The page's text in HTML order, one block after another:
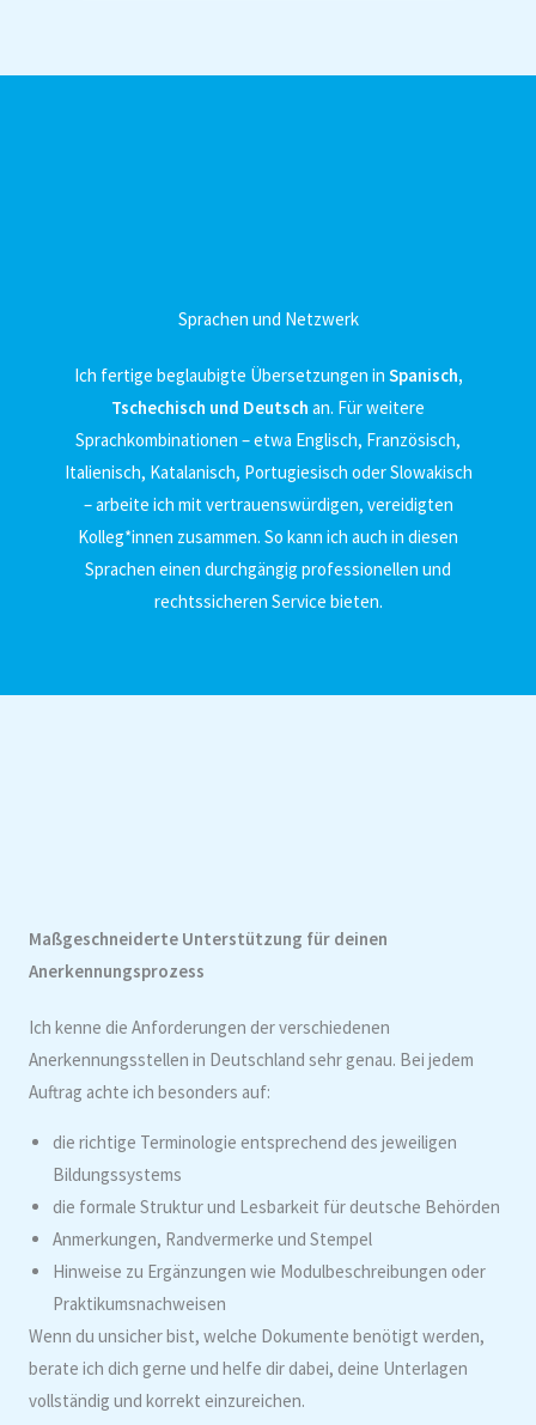
Sprachen und Netzwerk
Ich fertige beglaubigte Übersetzungen in Spanisch,
Tschechisch und Deutsch an. Für weitere
Sprachkombinationen – etwa Englisch, Französisch,
Italienisch, Katalanisch, Portugiesisch oder Slowakisch
– arbeite ich mit vertrauenswürdigen, vereidigten
Kolleg*innen zusammen. So kann ich auch in diesen
Sprachen einen durchgängig professionellen und
rechtssicheren Service bieten.
Maßgeschneiderte Unterstützung für deinen
Anerkennungsprozess
Ich kenne die Anforderungen der verschiedenen
Anerkennungsstellen in Deutschland sehr genau. Bei jedem
Auftrag achte ich besonders auf:
die richtige Terminologie entsprechend des jeweiligen
Bildungssystems
die formale Struktur und Lesbarkeit für deutsche Behörden
Anmerkungen, Randvermerke und Stempel
Hinweise zu Ergänzungen wie Modulbeschreibungen oder
Praktikumsnachweisen
Wenn du unsicher bist, welche Dokumente benötigt werden,
berate ich dich gerne und helfe dir dabei, deine Unterlagen
vollständig und korrekt einzureichen.